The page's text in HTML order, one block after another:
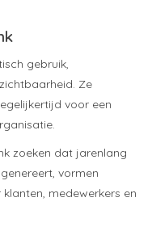
gebruik,
Ze
voor een
zoeken dat jarenlang
vormen
medewerkers en